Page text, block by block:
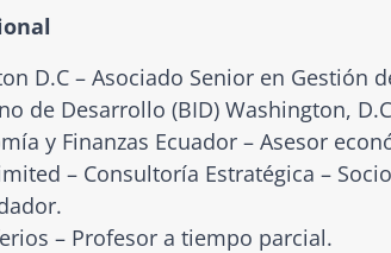
D.C – Asociado Senior en Gestión
de Desarrollo (BID) Washington,
y Finanzas Ecuador – Asesor
– Consultoría Estratégica –
– Profesor a tiempo parcial.